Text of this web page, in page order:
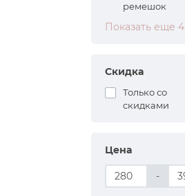
ремешок
Показать еще 4
Скидка
Только со
cкидками
Цена
-